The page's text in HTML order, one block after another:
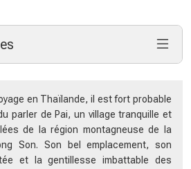
en Thaïlande, il est fort probable
parler de Pai, un village tranquille et
de la région montagneuse de la
Son. Son bel emplacement, son
et la gentillesse imbattable des